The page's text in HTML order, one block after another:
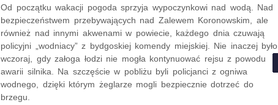
Od początku wakacji pogoda sprzyja wypoczynkowi nad wodą. Nad
bezpieczeństwem przebywających nad Zalewem Koronowskim, ale
również nad innymi akwenami w powiecie, każdego dnia czuwają
policyjni „wodniacy” z bydgoskiej komendy miejskiej. Nie inaczej było
wczoraj, gdy załoga łodzi nie mogła kontynuować rejsu z powodu
awarii silnika. Na szczęście w pobliżu byli policjanci z ogniwa
wodnego, dzięki którym żeglarze mogli bezpiecznie dotrzeć do
brzegu.